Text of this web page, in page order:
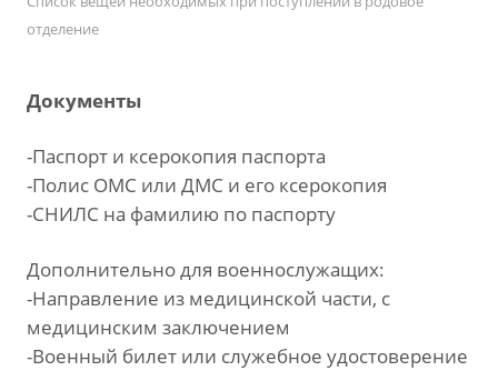
отделение
Документы
-Паспорт и ксерокопия паспорта
-Полис ОМС или ДМС и его ксерокопия
-СНИЛС на фамилию по паспорту
Дополнительно для военнослужащих:
-Направление из медицинской части, с
медицинским заключением
-Военный билет или служебное удостоверение